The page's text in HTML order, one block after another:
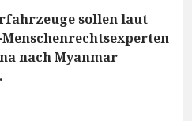
sollen laut
nach Myanmar